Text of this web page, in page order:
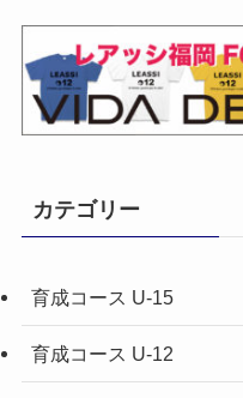
カテゴリー
育成コース U-15
育成コース U-12